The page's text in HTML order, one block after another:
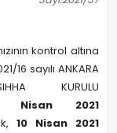
kontrol altına
16 sayılı ANKARA
KURULU
Nisan 2021
10 Nisan 2021